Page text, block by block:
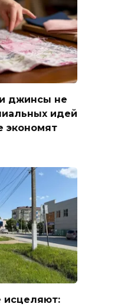
джинсы не
идей
экономят
исцеляют: